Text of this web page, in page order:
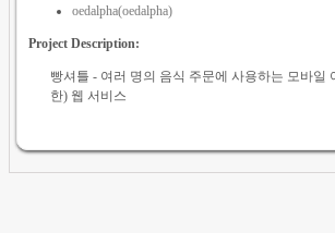
oedalpha(oedalpha)
Project Description:
빵셔틀 - 여러 명의 음식 주문에 사용하는 모바일
한) 웹 서비스